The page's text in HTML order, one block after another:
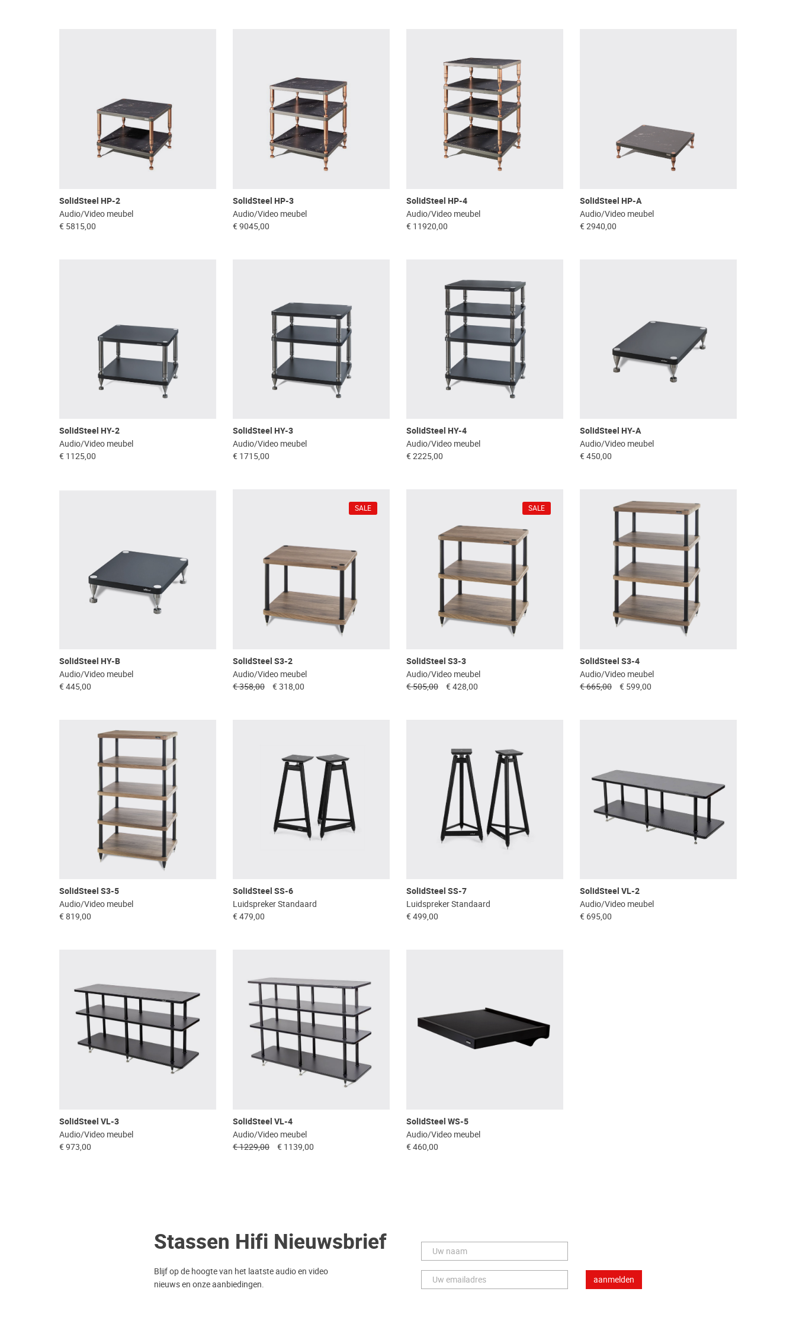
SolidSteel HP-2
Audio/Video meubel
€ 5815,00
SolidSteel HP-3
Audio/Video meubel
€ 9045,00
SolidSteel HP-4
Audio/Video meubel
€ 11920,00
SolidSteel HP-A
Audio/Video meubel
€ 2940,00
SolidSteel HY-2
Audio/Video meubel
€ 1125,00
SolidSteel HY-3
Audio/Video meubel
€ 1715,00
SolidSteel HY-4
Audio/Video meubel
€ 2225,00
SolidSteel HY-A
Audio/Video meubel
€ 450,00
SolidSteel HY-B
Audio/Video meubel
€ 445,00
SolidSteel S3-2
Audio/Video meubel
€ 358,00
€ 318,00
SALE
SolidSteel S3-3
Audio/Video meubel
€ 505,00
€ 428,00
SALE
SolidSteel S3-4
Audio/Video meubel
€ 665,00
€ 599,00
SolidSteel S3-5
Audio/Video meubel
€ 819,00
SolidSteel SS-6
Luidspreker Standaard
€ 479,00
SolidSteel SS-7
Luidspreker Standaard
€ 499,00
SolidSteel VL-2
Audio/Video meubel
€ 695,00
SolidSteel VL-3
Audio/Video meubel
€ 973,00
SolidSteel VL-4
Audio/Video meubel
€ 1229,00
€ 1139,00
SolidSteel WS-5
Audio/Video meubel
€ 460,00
Stassen Hifi Nieuwsbrief
Blijf op de hoogte van het laatste audio en video
nieuws en onze aanbiedingen.